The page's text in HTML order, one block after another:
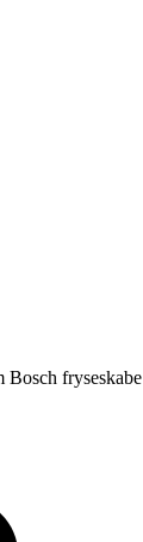
Bosch fryseskabe